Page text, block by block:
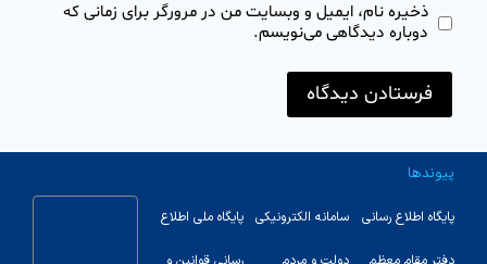
ذخیره نام، ایمیل و وبسایت من در مرورگر برای زمانی که
دوباره دیدگاهی می‌نویسم.
پیوندها
پایگاه اطلاع رسانی سامانه الکترونیکی پایگاه ملی اطلاع